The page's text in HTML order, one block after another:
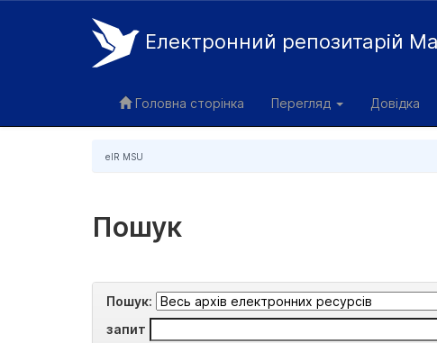
Електронний репозитарій
Головна сторінка Перегляд Довідка
eIR MSU
Пошук
Пошук:
запит